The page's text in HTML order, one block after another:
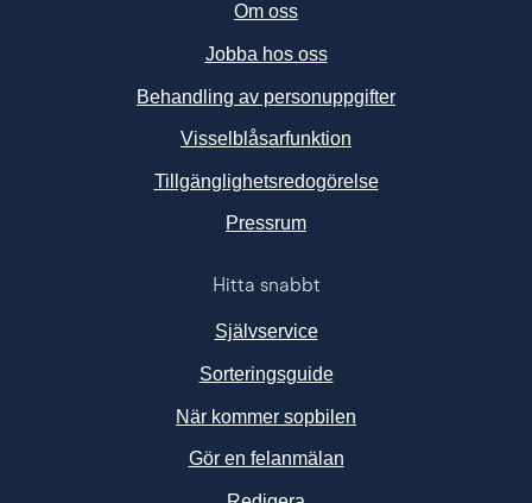
Om oss
Jobba hos oss
Behandling av personuppgifter
Visselblåsarfunktion
Tillgänglighetsredogörelse
PressrumLänk till annan webbplats,
Hitta snabbt
Självservice
Sorteringsguide
När kommer sopbilen
Gör en felanmälan